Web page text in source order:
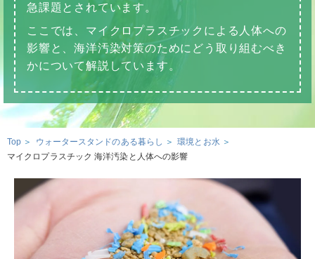
サポート
ウォータースタンドのある暮らし
ウォータースタンドのある暮らし トップ
ウォータースタンド活用術
ウォーターサーバー・浄水器の知識
お水の知識
美容・健康のお水
お申込み
急課題とされています。
ここでは、マイクロプラスチックによる人体への
影響と、海洋汚染対策のためにどう取り組むべき
かについて解説しています。
Top ウォータースタンドのある暮らし
環境とお水
マイクロプラスチック 海洋汚染と人体への影響